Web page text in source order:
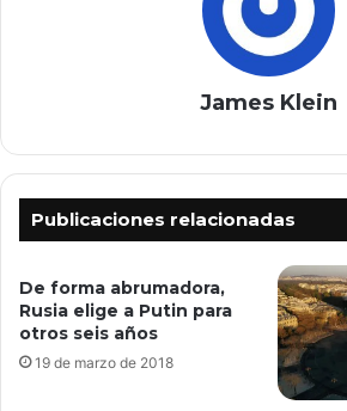
James Klein
Publicaciones relacionadas
De forma abrumadora,
Rusia elige a Putin para
otros seis años
19 de marzo de 2018